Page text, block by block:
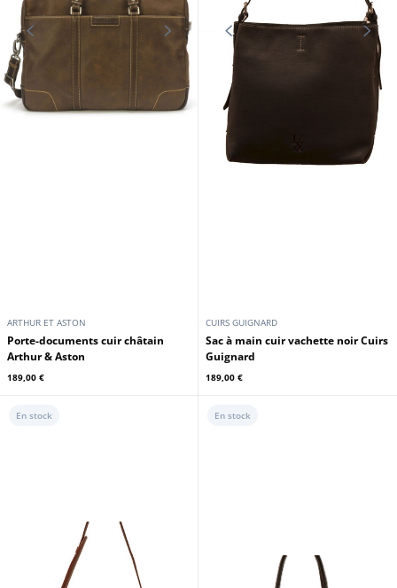
ARTHUR ET ASTON
Porte-documents cuir châtain
Arthur & Aston
189,00 €
CUIRS GUIGNARD
Sac à main cuir vachette noir Cuirs
Guignard
189,00 €
En stock En stock